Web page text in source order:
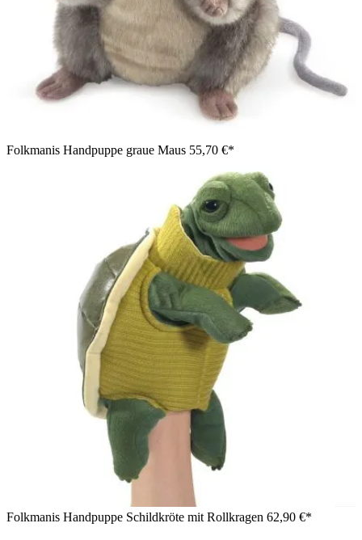
Folkmanis Handpuppe graue Maus 55,70 €*
Folkmanis Handpuppe Schildkröte mit Rollkragen 62,90 €*